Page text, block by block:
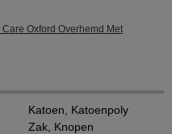
Oxford Overhemd Met
Katoen, Katoenpoly
Zak, Knopen